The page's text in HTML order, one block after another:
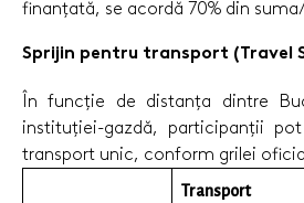
finanțată, se acordă 70% din
Sprijin pentru transport (Travel
În funcție de distanța dintre
instituției-gazdă, participanții
transport unic, conform grilei
Transport